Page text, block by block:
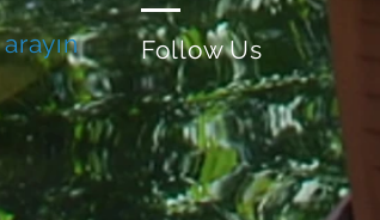
Follow Us